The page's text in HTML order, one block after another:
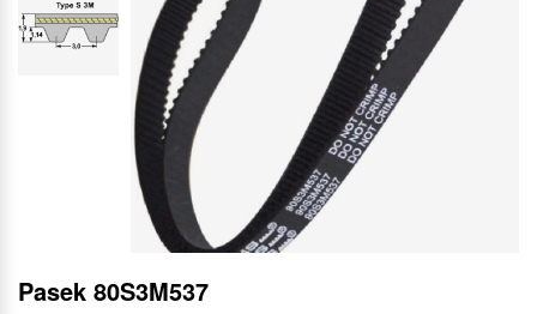
Pasek 80S3M537